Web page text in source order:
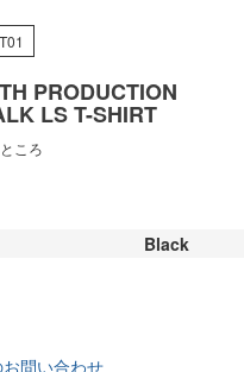
PRODUCTION
LS T-SHIRT
ころ
Black
問い合わせ